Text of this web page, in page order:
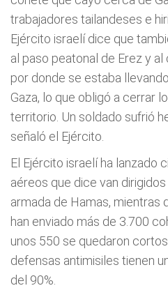
trabajadores tailandeses e
Ejército israelí dice que
al paso peatonal de Erez y
por donde se estaba
Gaza, lo que obligó a cerrar
territorio. Un soldado sufrió
señaló el Ejército.
El Ejército israelí ha lanzado
aéreos que dice van
armada de Hamas, mientras
han enviado más de 3.700
unos 550 se quedaron
defensas antimisiles tienen
del 90%.